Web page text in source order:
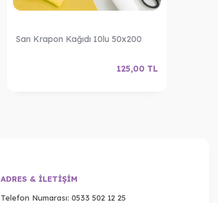
Sarı Krapon Kağıdı 10lu 50x200
125,00 TL
ADRES & İLETIŞIM
Telefon Numarası: 0533 502 12 25